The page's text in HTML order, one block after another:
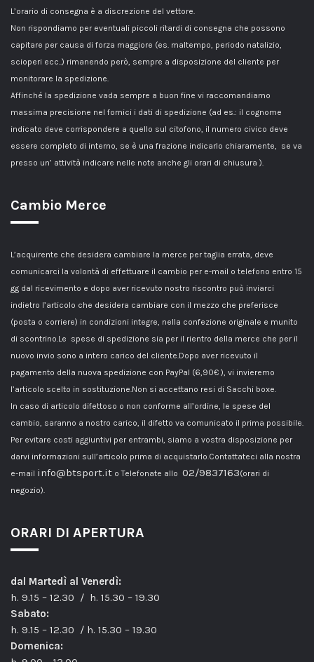
L’orario di consegna è a discrezione del vettore.
Non rispondiamo per eventuali piccoli ritardi di consegna che possono
capitare per causa di forza maggiore (es. maltempo, periodo natalizio,
scioperi ecc..) rimanendo però, sempre a disposizione del cliente per
monitorare la spedizione.
Affinché la spedizione vada sempre a buon fine vi raccomandiamo
massima precisione nel fornici i dati di spedizione (ad es.: il cognome
indicato deve corrispondere a quello sul citofono, il numero civico deve
essere completo di interno, se è una frazione indicarlo chiaramente, se va
presso un’ attività indicare nelle note anche gli orari di chiusura ).
Cambio Merce
L’acquirente che desidera cambiare la merce per taglia errata, deve
comunicarci la volontà di effettuare il cambio per e-mail o telefono entro 15
gg dal ricevimento e dopo aver ricevuto nostro riscontro può inviarci
indietro l’articolo che desidera cambiare con il mezzo che preferisce
(posta o corriere) in condizioni integre, nella confezione originale e munito
di scontrino.Le spese di spedizione sia per il rientro della merce che per il
nuovo invio sono a intero carico del cliente.Dopo aver ricevuto il
pagamento della nuova spedizione con PayPal (6,90€ ), vi invieremo
l’articolo scelto in sostituzione.Non si accettano resi di Sacchi boxe.
In caso di articolo difettoso o non conforme all’ordine, le spese del
cambio, saranno a nostro carico, il difetto va comunicato il prima possibile.
Per evitare costi aggiuntivi per entrambi, siamo a vostra disposizione per
darvi informazioni sull’articolo prima di acquistarlo.Contattateci alla nostra
e-mail info@btsport.it o Telefonate allo 02/9837163(orari di
negozio).
ORARI DI APERTURA
dal Martedì al Venerdì:
h. 9.15 – 12.30 / h. 15.30 – 19.30
Sabato:
h. 9.15 – 12.30 / h. 15.30 – 19.30
Domenica: